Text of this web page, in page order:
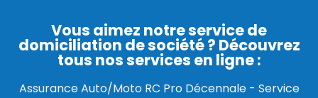
Vous aimez notre service de
domiciliation de société ? Découvrez
tous nos services en ligne :​
Assurance Auto/Moto RC Pro Décennale- Service